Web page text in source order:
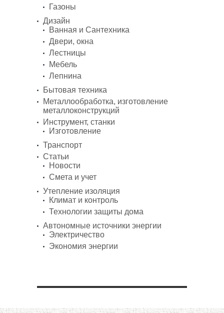
Газоны
Дизайн
Ванная и Сантехника
Двери, окна
Лестницы
Мебель
Лепнина
Бытовая техника
Металлообработка, изготовление
металлоконструкций
Инструмент, станки
Изготовление
Транспорт
Статьи
Новости
Смета и учет
Утепление изоляция
Климат и контроль
Технологии защиты дома
Автономные источники энергии
Электричество
Экономия энергии